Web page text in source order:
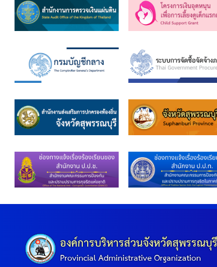
ศูนย์อำนวยการการเลือกตั้ง สมาชิกสภาและนายก
งานแผนการบริหารจัดการความเสี่ยงของ อบจ.สุพร
ติดต่อ
องค์การบริหารส่วนจังหวัดสุพรรณบุ
Provincial Administrative Organization